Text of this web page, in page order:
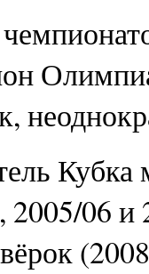
2005/06